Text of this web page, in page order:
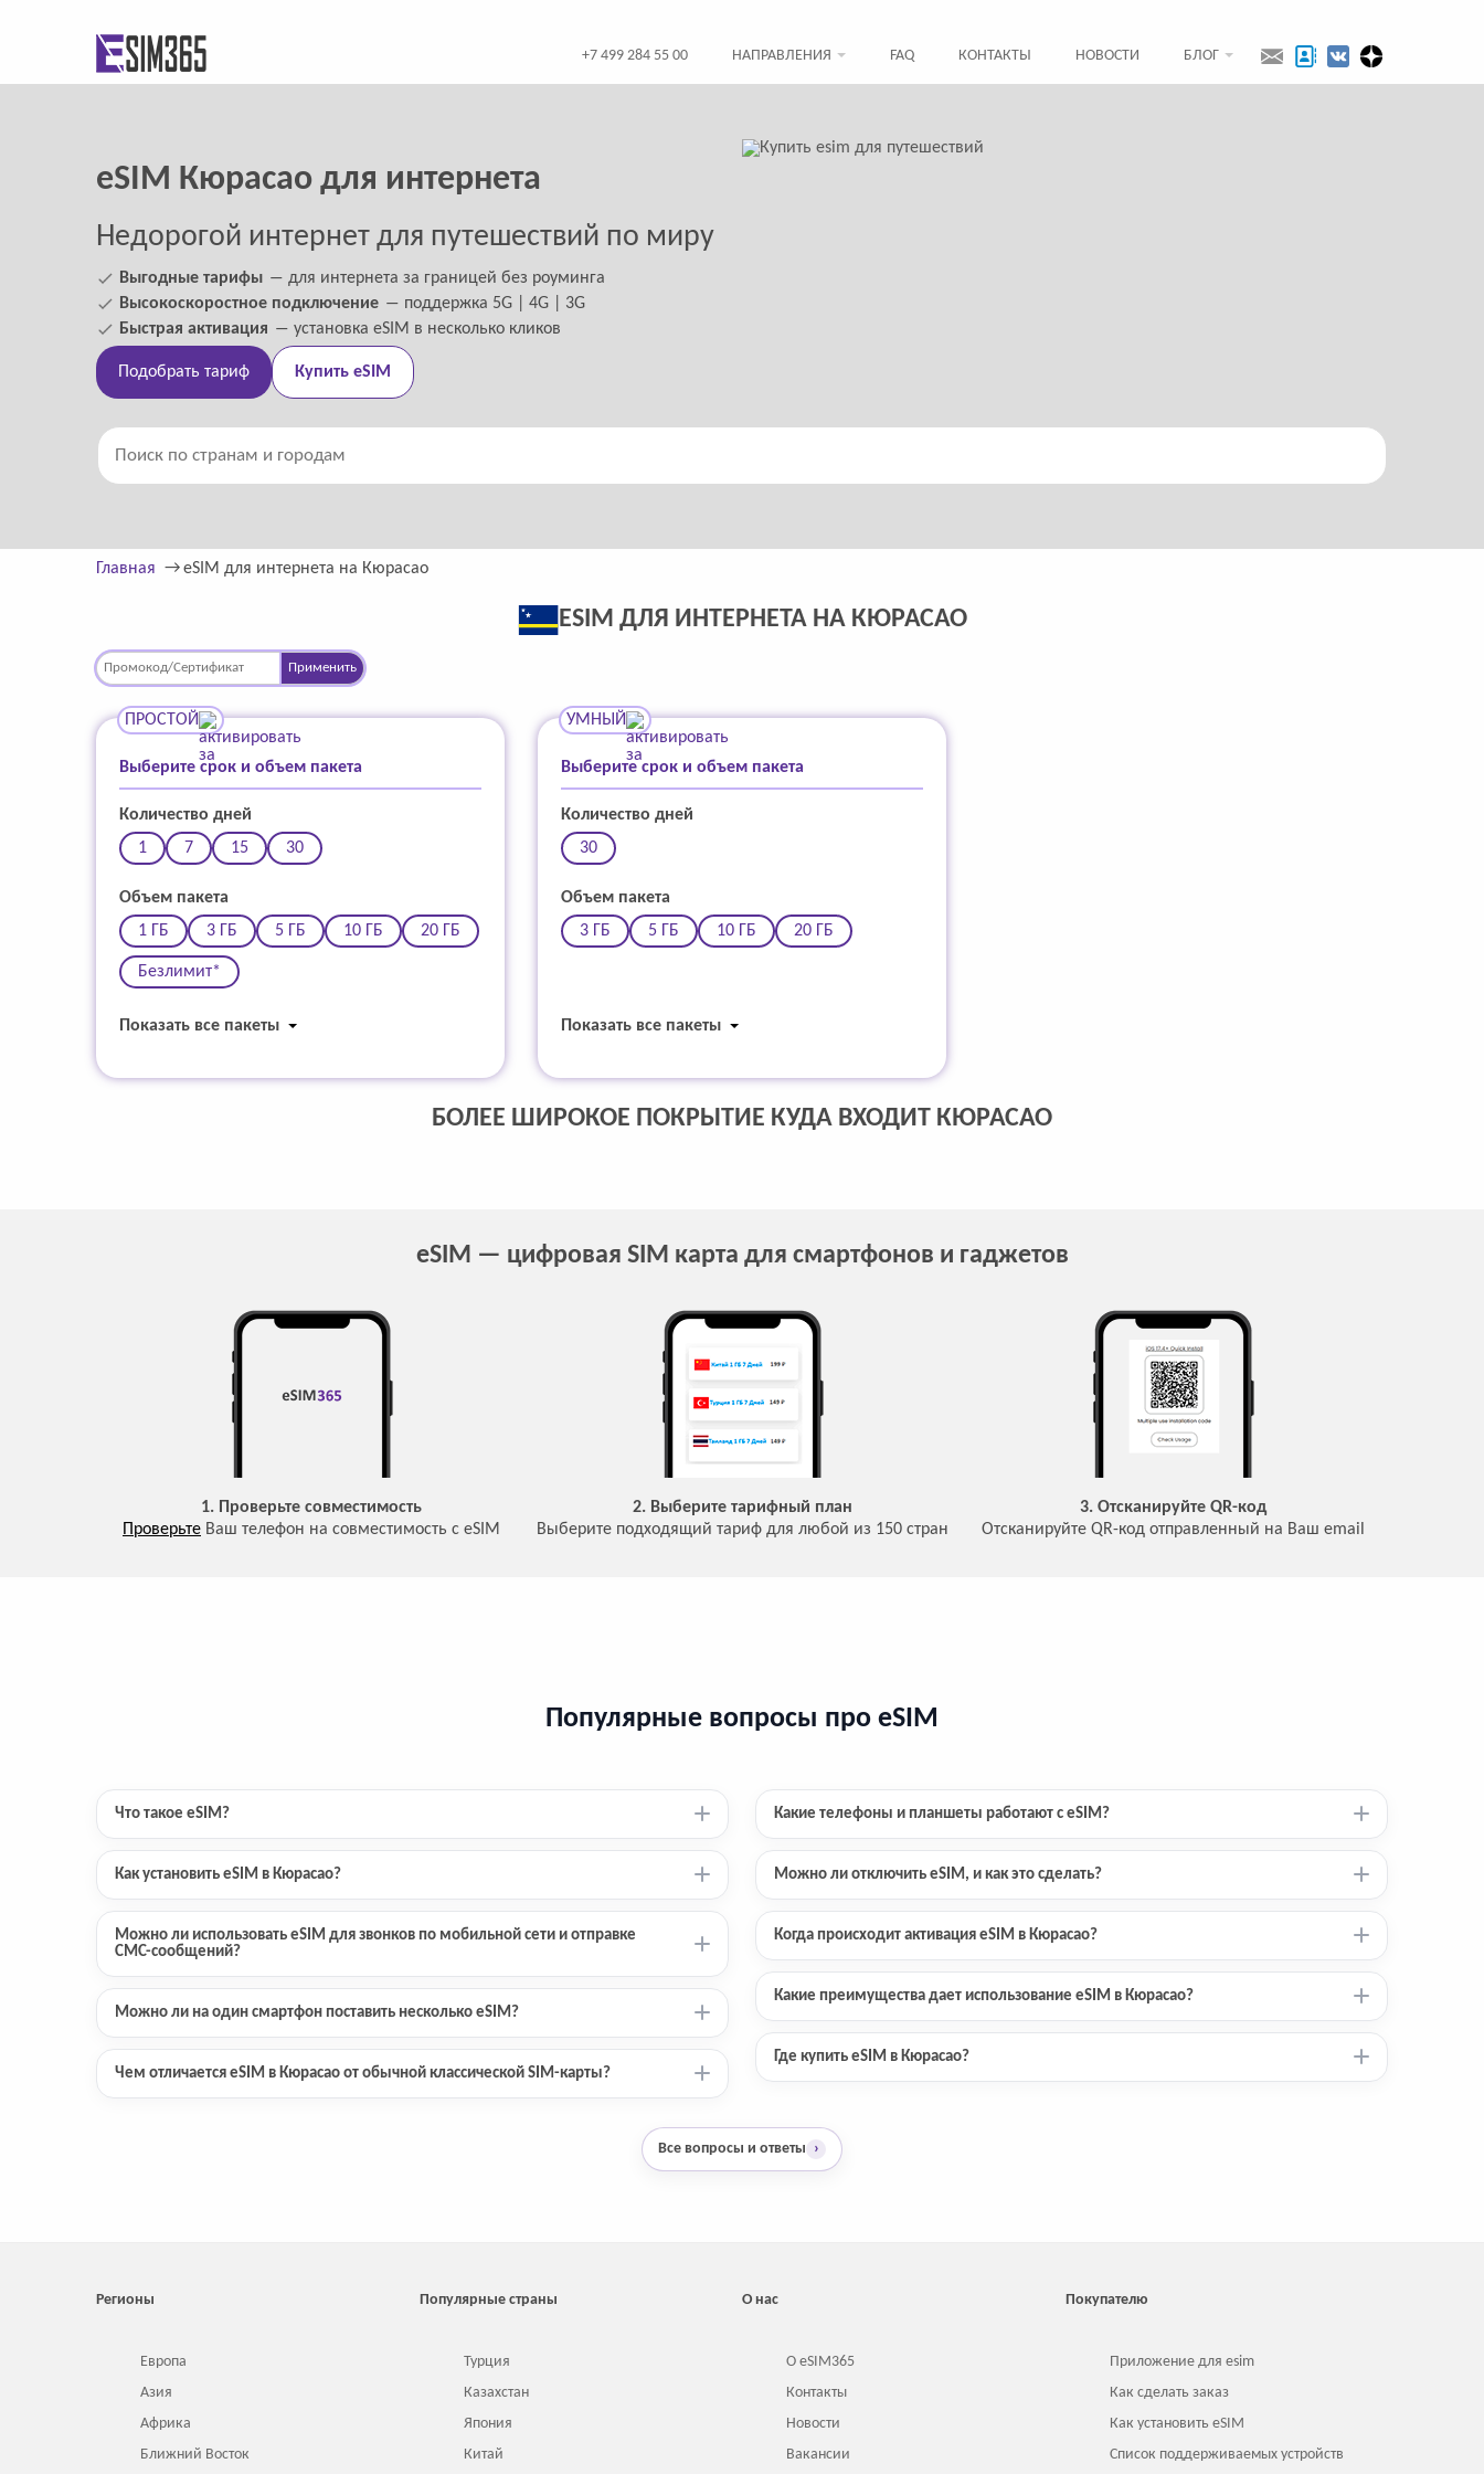
+7 499 284 55 00 НАПРАВЛЕНИЯ FAQ КОНТАКТЫ НОВОСТИ БЛОГ
eSIM Кюрасао для интернета
Недорогой интернет для путешествий по миру
Выгодные тарифы ― для интернета за границей без роуминга
Высокоскоростное подключение ― поддержка 5G | 4G | 3G
Быстрая активация ― установка eSIM в несколько кликов
Подобрать тариф Купить eSIM
Главная eSIM для интернета на Кюрасао
ESIM ДЛЯ ИНТЕРНЕТА НА КЮРАСАО
Применить
ПРОСТОЙ
Выберите срок и объем пакета
Количество дней
1
7 15 30
Объем пакета
1 ГБ
3 ГБ 5 ГБ 10 ГБ 20 ГБ
Безлимит*
Показать все пакеты
УМНЫЙ
Выберите срок и объем пакета
Количество дней
30
Объем пакета
3 ГБ
5 ГБ 10 ГБ 20 ГБ
Показать все пакеты
БОЛЕЕ ШИРОКОЕ ПОКРЫТИЕ КУДА ВХОДИТ КЮРАСАО
eSIM — цифровая SIM карта для смартфонов и гаджетов
1. Проверьте совместимость
Проверьте Ваш телефон на совместимость с eSIM
2. Выберите тарифный план
Выберите подходящий тариф для любой из 150 стран
3. Отсканируйте QR-код
Отсканируйте QR-код отправленный на Ваш email
Популярные вопросы про eSIM
Что такое eSIM?
Как установить eSIM в Кюрасао?
Можно ли использовать eSIM для звонков по мобильной сети и отправке
СМС-сообщений?
Можно ли на один смартфон поставить несколько eSIM?
Чем отличается eSIM в Кюрасао от обычной классической SIM-карты?
Какие телефоны и планшеты работают с eSIM?
Можно ли отключить eSIM, и как это сделать?
Когда происходит активация eSIM в Кюрасао?
Какие преимущества дает использование eSIM в Кюрасао?
Где купить eSIM в Кюрасао?
Все вопросы и ответы ›
Регионы
Европа
Азия
Африка
Ближний Восток
Популярные страны
Турция
Казахстан
Япония
Китай
О нас
О eSIM365
Контакты
Новости
Вакансии
Покупателю
Приложение для esim
Как сделать заказ
Как установить eSIM
Список поддерживаемых устройств